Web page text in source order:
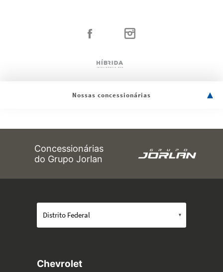
Nossas concessionárias
Concessionárias
do Grupo Jorlan
Chevrolet